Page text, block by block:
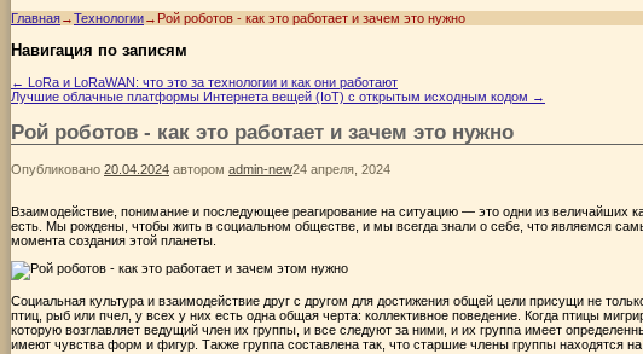
Главная→Технологии→ Рой роботов - как это работает и зачем это нужно
Навигация по записям
← LoRa и LoRaWAN: что это за технологии и как они работают
Лучшие облачные платформы Интернета вещей (IoT) с открытым исходным кодом →
Рой роботов - как это работает и зачем это нужно
Опубликовано 20.04.2024 автором admin-new24 апреля, 2024
Взаимодействие, понимание и последующее реагирование на ситуацию — это одни из величайших
есть. Мы рождены, чтобы жить в социальном обществе, и мы всегда знали о себе, что являемся
момента создания этой планеты.
Социальная культура и взаимодействие друг с другом для достижения общей цели присущи не
птиц, рыб или пчел, у всех у них есть одна общая черта: коллективное поведение. Когда птицы
которую возглавляет ведущий член их группы, и все следуют за ними, и их группа имеет
имеют чувства форм и фигур. Также группа составлена ​​так, что старшие члены группы находятся